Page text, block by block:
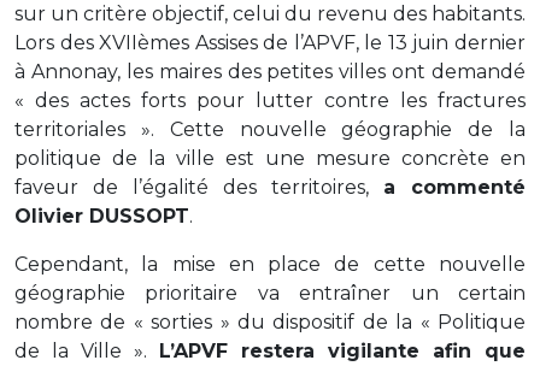
sur un critère objectif, celui du revenu des habitants.
Lors des XVIIèmes Assises de l’APVF, le 13 juin dernier
à Annonay, les maires des petites villes ont demandé
« des actes forts pour lutter contre les fractures
territoriales ». Cette nouvelle géographie de la
politique de la ville est une mesure concrète en
faveur de l’égalité des territoires, a commenté
Olivier DUSSOPT.
Cependant, la mise en place de cette nouvelle
géographie prioritaire va entraîner un certain
nombre de « sorties » du dispositif de la « Politique
de la Ville ». L’APVF restera vigilante afin que